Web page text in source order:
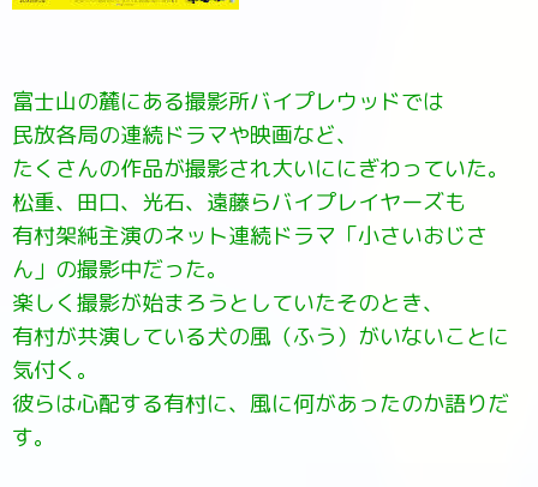
富士山の麓にある撮影所バイプレウッドでは
民放各局の連続ドラマや映画など、
たくさんの作品が撮影され大いににぎわっていた。
松重、田口、光石、遠藤らバイプレイヤーズも
有村架純主演のネット連続ドラマ「小さいおじさ
ん」の撮影中だった。
楽しく撮影が始まろうとしていたそのとき、
有村が共演している犬の風（ふう）がいないことに
気付く。
彼らは心配する有村に、風に何があったのか語りだ
す。